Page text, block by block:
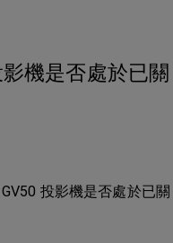
機是否處於已關
投影機是否處於已關